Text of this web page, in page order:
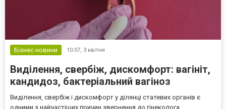
Бізнес новини 10:07, 3 квітня
Виділення, свербіж, дискомфорт: вагініт,
кандидоз, бактеріальний вагіноз
Виділення, свербіж і дискомфорт у ділянці статевих органів є
одними з найчастіших причин звернення до гінеколога